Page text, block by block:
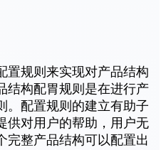
置规则来实现对产品结构
结构配胃规则是在进行产
。配置规则的建立有助子
供对用户的帮助，用户无
完整产品结构可以配置出